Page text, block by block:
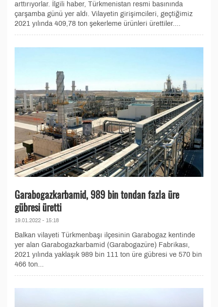
arttırıyorlar. İlgili haber, Türkmenistan resmi basınında
çarşamba günü yer aldı. Vilayetin girişimcileri, geçtiğimiz
2021 yılında 409,78 ton şekerleme ürünleri ürettiler....
Garabogazkarbamid, 989 bin tondan fazla üre
gübresi üretti
19.01.2022 - 15:18
Balkan vilayeti Türkmenbaşı ilçesinin Garabogaz kentinde
yer alan Garabogazkarbamid (Garabogazüre) Fabrikası,
2021 yılında yaklaşık 989 bin 111 ton üre gübresi ve 570 bin
466 ton...